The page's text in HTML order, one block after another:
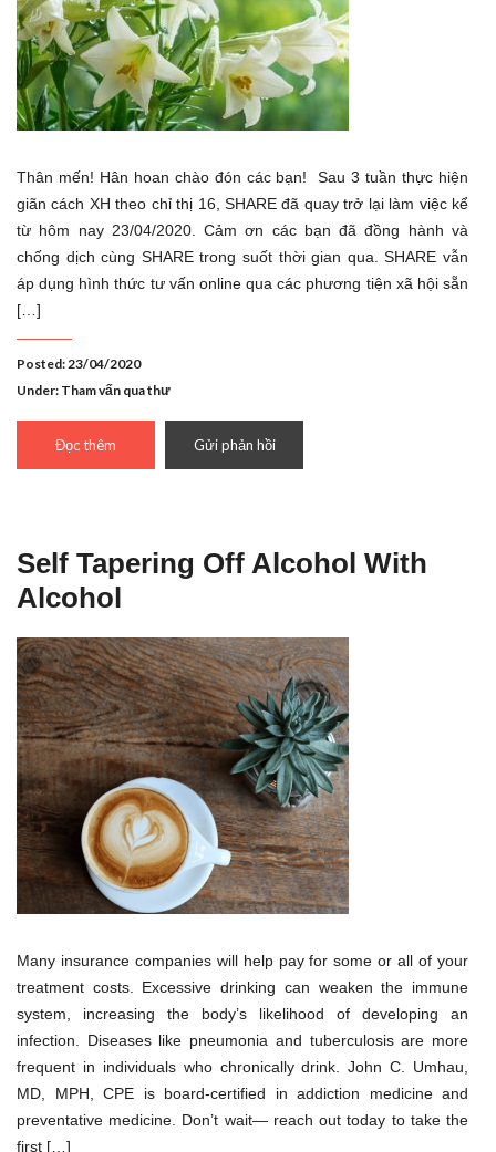
Thân mến! Hân hoan chào đón các bạn! Sau 3 tuần thực hiện
giãn cách XH theo chỉ thị 16, SHARE đã quay trở lại làm việc kể
từ hôm nay 23/04/2020. Cảm ơn các bạn đã đồng hành và
chống dịch cùng SHARE trong suốt thời gian qua. SHARE vẫn
áp dụng hình thức tư vấn online qua các phương tiện xã hội sẵn
[…]
Posted: 23/04/2020
Under: Tham vấn qua thư
Đọc thêm Gửi phản hồi
Self Tapering Off Alcohol With
Alcohol
Many insurance companies will help pay for some or all of your
treatment costs. Excessive drinking can weaken the immune
system, increasing the body’s likelihood of developing an
infection. Diseases like pneumonia and tuberculosis are more
frequent in individuals who chronically drink. John C. Umhau,
MD, MPH, CPE is board-certified in addiction medicine and
preventative medicine. Don’t wait— reach out today to take the
first […]